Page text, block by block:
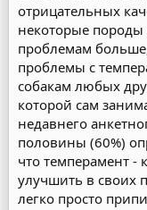
отрицательных
некоторые породы
проблемам
проблемы с
собакам любых
которой сам
недавнего
половины (60%)
что темперамент -
улучшить в своих
легко просто